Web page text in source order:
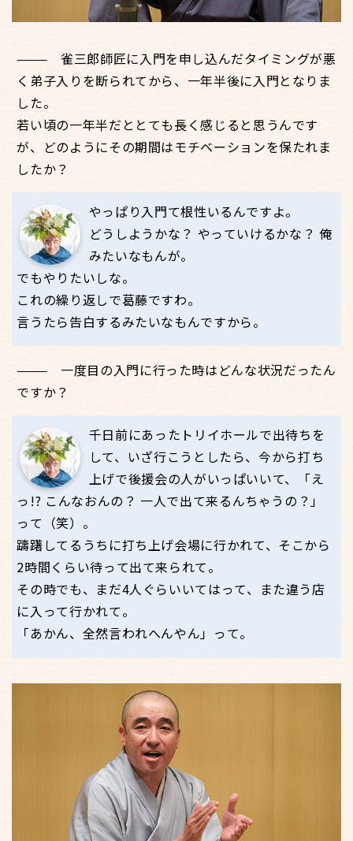
雀三郎師匠に入門を申し込んだタイミングが悪
く弟子入りを断られてから、一年半後に入門となりま
した。
若い頃の一年半だととても長く感じると思うんです
が、どのようにその期間はモチベーションを保たれま
したか？
やっぱり入門て根性いるんですよ。
どうしようかな？ やっていけるかな？ 俺
みたいなもんが。
でもやりたいしな。
これの繰り返しで葛藤ですわ。
言うたら告白するみたいなもんですから。
一度目の入門に行った時はどんな状況だったん
ですか？
千日前にあったトリイホールで出待ちを
して、いざ行こうとしたら、今から打ち
上げで後援会の人がいっぱいいて、「え
っ!? こんなおんの？ 一人で出て来るんちゃうの？」
って（笑）。
躊躇してるうちに打ち上げ会場に行かれて、そこから
2時間くらい待って出て来られて。
その時でも、まだ4人ぐらいいてはって、また違う店
に入って行かれて。
「あかん、全然言われへんやん」って。